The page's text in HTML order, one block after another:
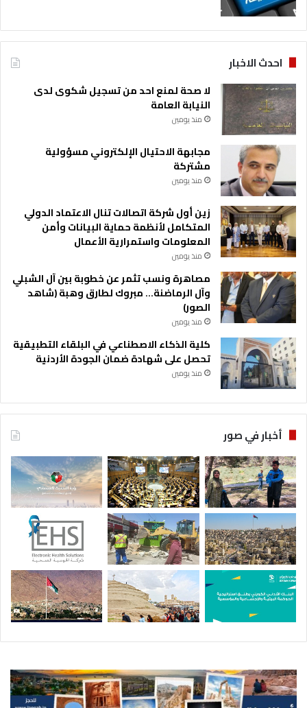
احدث الاخبار
لا صحة لمنع احد من تسجيل شكوى لدى
النيابة العامة
منذ يومين
مجابهة الاحتيال الإلكتروني مسؤولية
مشتركة
منذ يومين
زين أول شركة اتصالات تنال الاعتماد الدولي
المتكامل لأنظمة حماية البيانات وأمن
المعلومات واستمرارية الأعمال
منذ يومين
مصاهرة ونسب تثمر عن خطوبة بين آل الشبلي
وآل الرماضنة… مبروك لطارق وهبة (شاهد
الصور)
منذ يومين
كلية الذكاء الاصطناعي في البلقاء التطبيقية
تحصل على شهادة ضمان الجودة الأردنية
منذ يومين
أخبار في صور